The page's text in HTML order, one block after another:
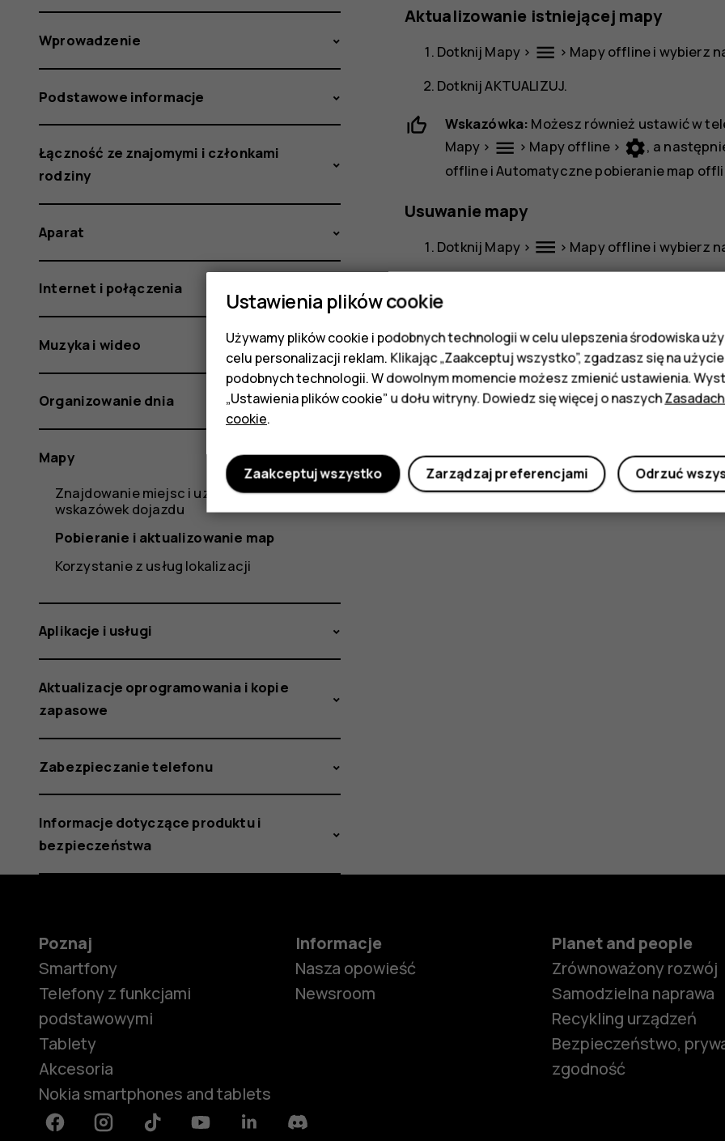
Aktualizowanie istniejącej mapy
Dotknij Mapy > menu > Mapy offlinei wybierz
DotknijAKTUALIZUJ.
Wskazówka: Możesz również ustawić w
Mapy > menu > Mapy offline > settings, a
offlineiAutomatyczne pobieranie map
Usuwanie mapy
Dotknij Mapy > dehaze > Mapy offlinei wybierz
Tak Nie
Wprowadzenie
Podstawowe informacje
Łączność ze znajomymi i członkami
rodziny
Aparat
Internet i połączenia
Muzyka i wideo
Organizowanie dnia
Mapy
Znajdowanie miejsc i uzyskiwanie
wskazówek dojazdu
Pobieranie i aktualizowanie map
Korzystanie z usług lokalizacji
Aplikacje i usługi
Aktualizacje oprogramowania i kopie
zapasowe
Zabezpieczanie telefonu
Informacje dotyczące produktu i
bezpieczeństwa
Poznaj
Smartfony
Telefony z funkcjami
podstawowymi
Tablety
Akcesoria
Nokia smartphones and tablets
Informacje
Nasza opowieść
Newsroom
Planet and people
Zrównoważony rozwój
Samodzielna naprawa
Recykling urządzeń
Bezpieczeństwo,
zgodność
FacebookInstagramTiktok YoutubeLinkedinDiscord
Ustawienia plików cookie
Używamy plików cookie i podobnych technologii w celu ulepszenia środowiska
celu personalizacji reklam. Klikając „Zaakceptuj wszystko”, zgadzasz się na
podobnych technologii. W dowolnym momencie możesz zmienić ustawienia.
„Ustawienia plików cookie” u dołu witryny. Dowiedz się więcej o naszych
cookie.
Odrzuć
Zarządzaj preferencjami
Zaakceptuj wszystko